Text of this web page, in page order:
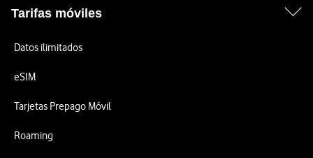
Tarifas móviles
Datos ilimitados
eSIM
Tarjetas Prepago Móvil
Roaming